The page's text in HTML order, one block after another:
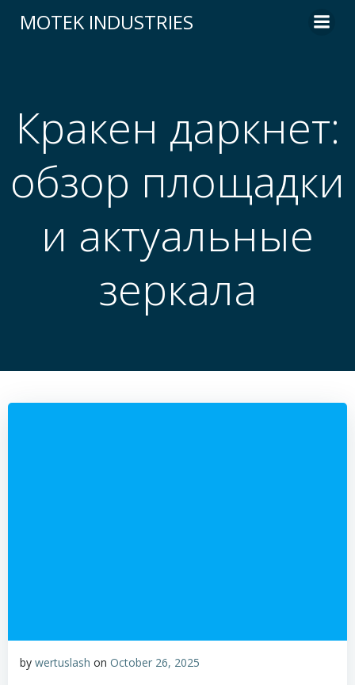
to
MOTEK INDUSTRIES
Кракен даркнет:
обзор площадки
и актуальные
зеркала
by wertuslash on October 26, 2025